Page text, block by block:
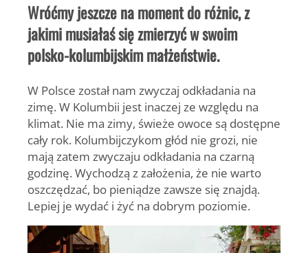
Wróćmy jeszcze na moment do różnic, z
jakimi musiałaś się zmierzyć w swoim
polsko-kolumbijskim małżeństwie.
W Polsce został nam zwyczaj odkładania na
zimę. W Kolumbii jest inaczej ze względu na
klimat. Nie ma zimy, świeże owoce są dostępne
cały rok. Kolumbijczykom głód nie grozi, nie
mają zatem zwyczaju odkładania na czarną
godzinę. Wychodzą z założenia, że nie warto
oszczędzać, bo pieniądze zawsze się znajdą.
Lepiej je wydać i żyć na dobrym poziomie.